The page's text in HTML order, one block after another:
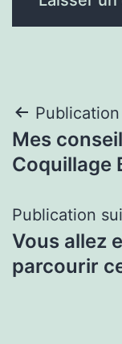
de
Mes
Coquillage
Publication
Vous allez
parcourir